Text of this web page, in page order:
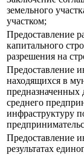
земельного
участком;
Предоставление
капитального
разрешения на
Предоставление
находящихся в
предназначенных
среднего
инфраструктуру
Предоставление
результатах